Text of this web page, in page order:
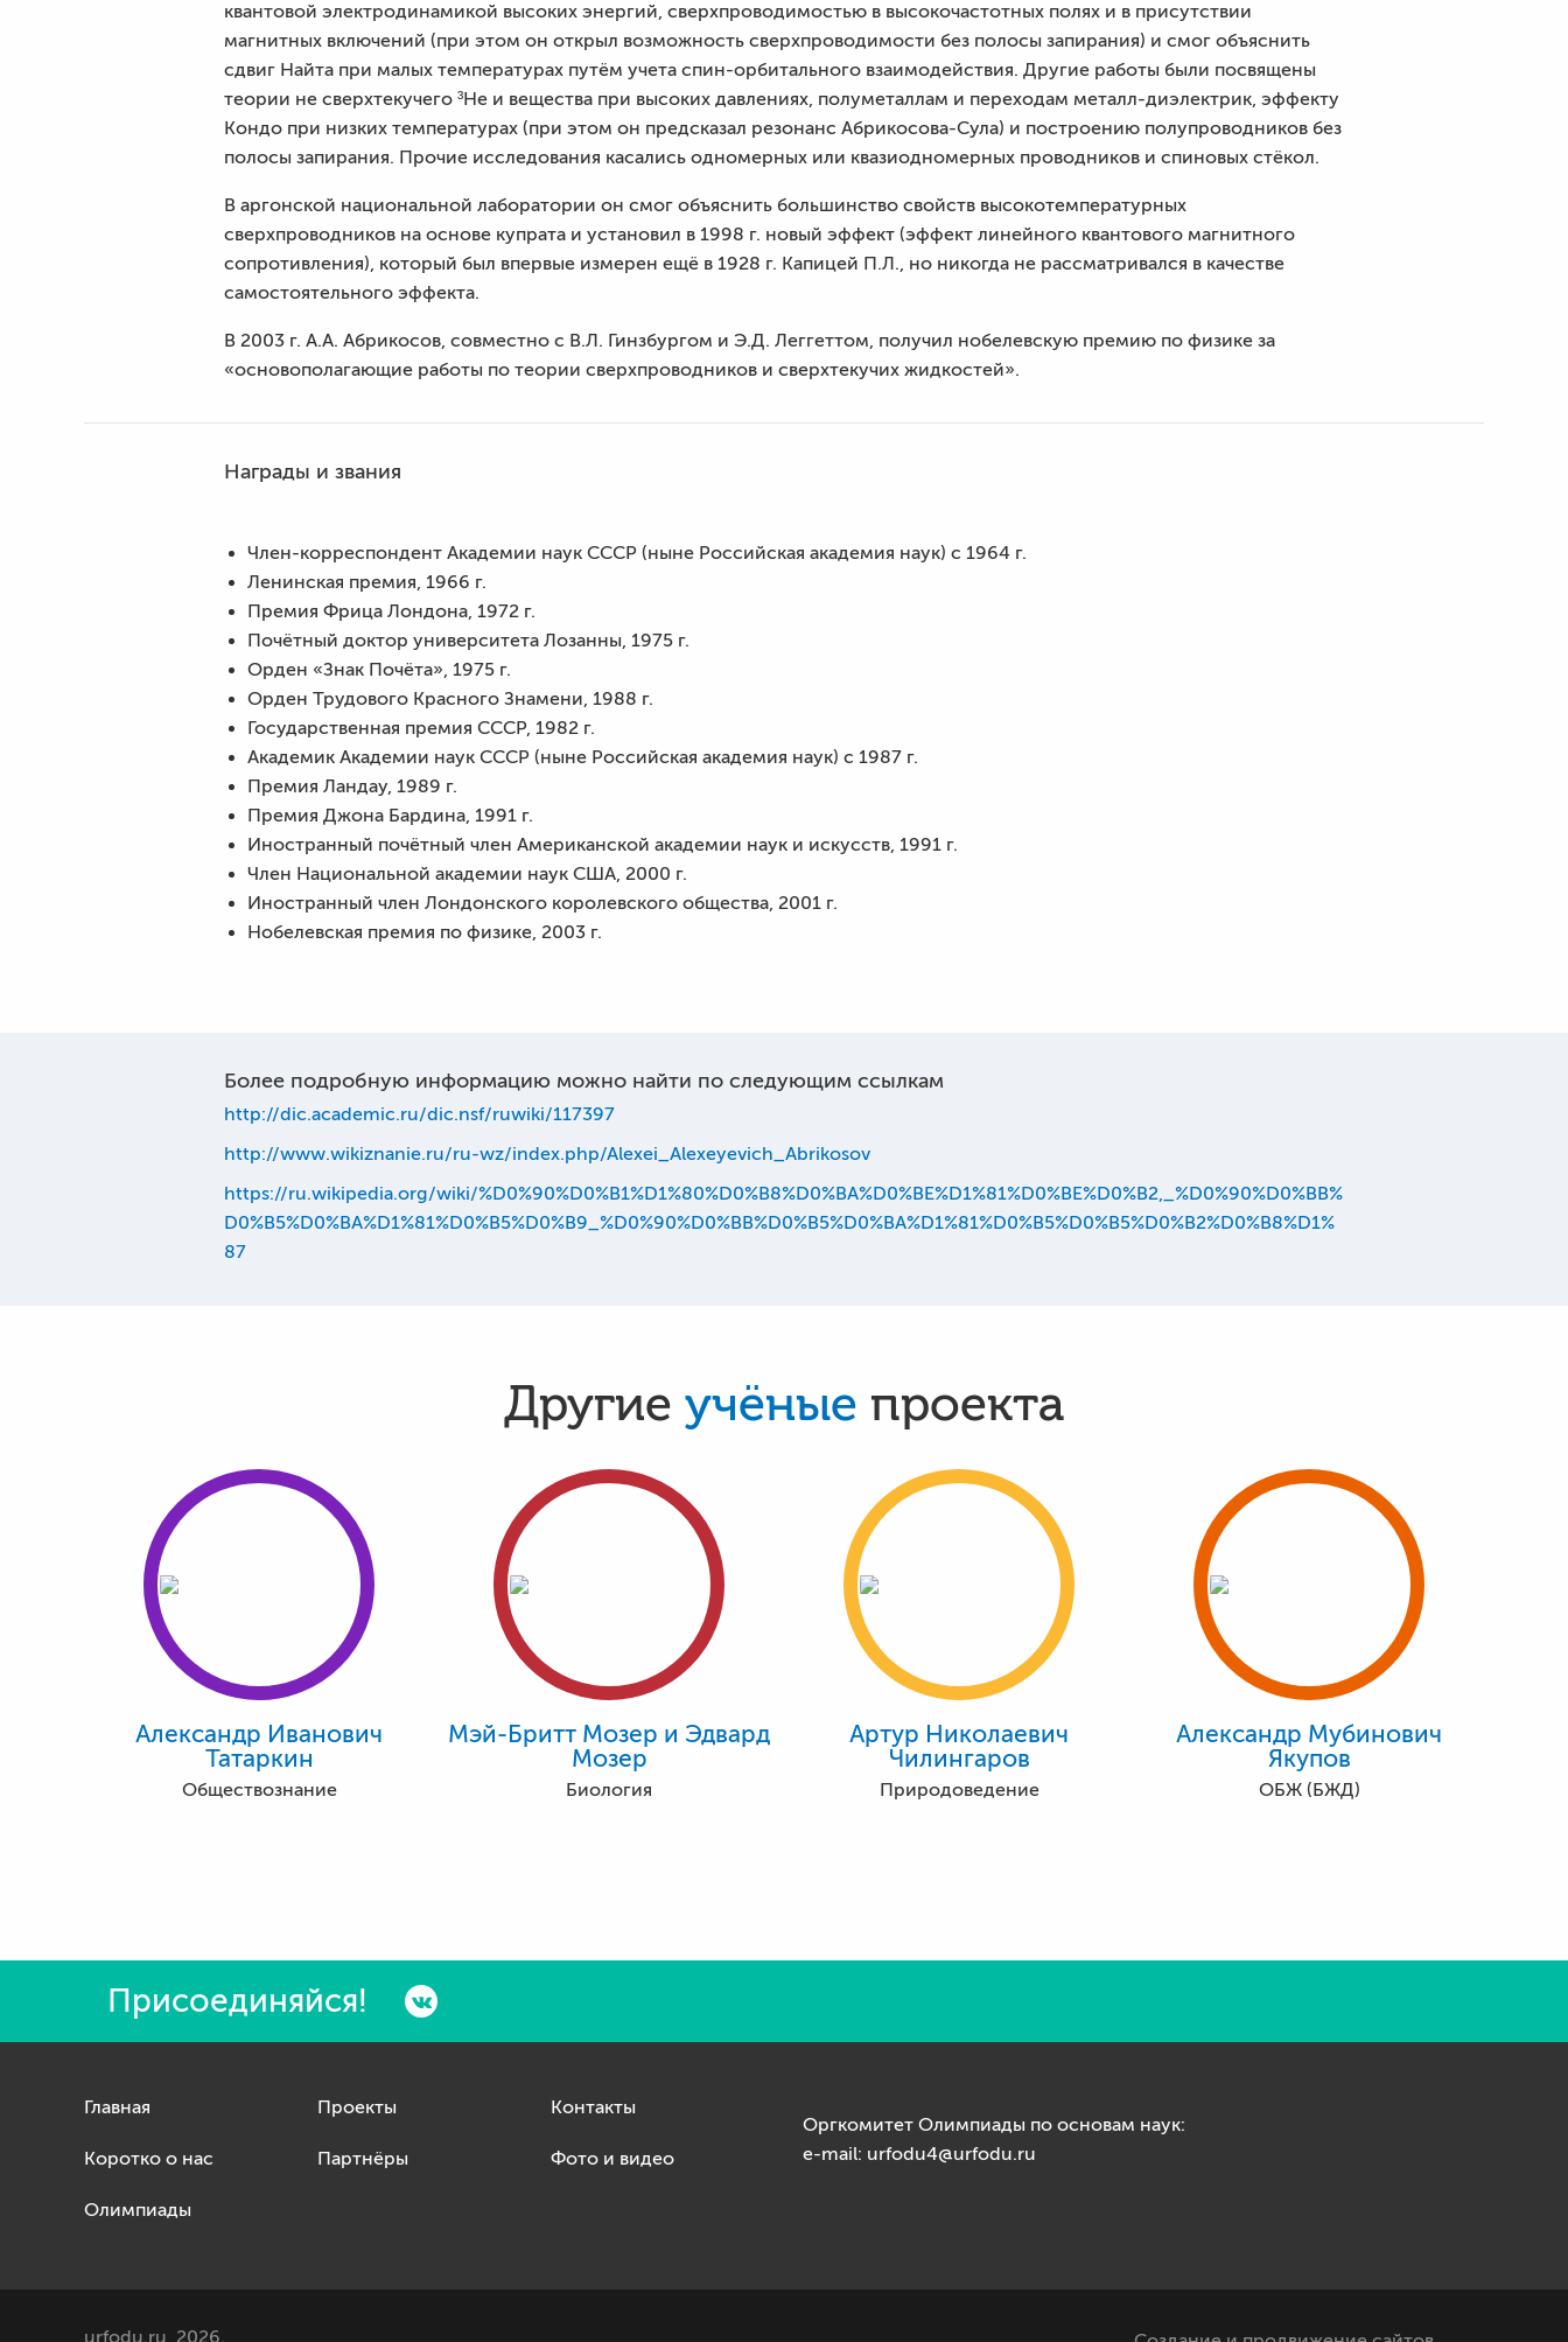
квантовой электродинамикой высоких энергий, сверхпроводимостью в высокочастотных полях и в присутствии
магнитных включений (при этом он открыл возможность сверхпроводимости без полосы запирания) и смог объяснить
сдвиг Найта при малых температурах путём учета спин-орбитального взаимодействия. Другие работы были посвящены
теории не сверхтекучего ³He и вещества при высоких давлениях, полуметаллам и переходам металл-диэлектрик, эффекту
Кондо при низких температурах (при этом он предсказал резонанс Абрикосова-Сула) и построению полупроводников без
полосы запирания. Прочие исследования касались одномерных или квазиодномерных проводников и спиновых стёкол.
В аргонской национальной лаборатории он смог объяснить большинство свойств высокотемпературных
сверхпроводников на основе купрата и установил в 1998 г. новый эффект (эффект линейного квантового магнитного
сопротивления), который был впервые измерен ещё в 1928 г. Капицей П.Л., но никогда не рассматривался в качестве
самостоятельного эффекта.
В 2003 г. А.А. Абрикосов, совместно с В.Л. Гинзбургом и Э.Д. Леггеттом, получил нобелевскую премию по физике за
«основополагающие работы по теории сверхпроводников и сверхтекучих жидкостей».
Награды и звания
Член-корреспондент Академии наук СССР (ныне Российская академия наук) с 1964 г.
Ленинская премия, 1966 г.
Премия Фрица Лондона, 1972 г.
Почётный доктор университета Лозанны, 1975 г.
Орден «Знак Почёта», 1975 г.
Орден Трудового Красного Знамени, 1988 г.
Государственная премия СССР, 1982 г.
Академик Академии наук СССР (ныне Российская академия наук) с 1987 г.
Премия Ландау, 1989 г.
Премия Джона Бардина, 1991 г.
Иностранный почётный член Американской академии наук и искусств, 1991 г.
Член Национальной академии наук США, 2000 г.
Иностранный член Лондонского королевского общества, 2001 г.
Нобелевская премия по физике, 2003 г.
Более подробную информацию можно найти по следующим ссылкам
http://dic.academic.ru/dic.nsf/ruwiki/117397
http://www.wikiznanie.ru/ru-wz/index.php/Alexei_Alexeyevich_Abrikosov
https://ru.wikipedia.org/wiki/%D0%90%D0%B1%D1%80%D0%B8%D0%BA%D0%BE%D1%81%D0%BE%D0%B2,_%D0%90%D0%BB%
D0%B5%D0%BA%D1%81%D0%B5%D0%B9_%D0%90%D0%BB%D0%B5%D0%BA%D1%81%D0%B5%D0%B5%D0%B2%D0%B8%D1%
87
Другие учёные проекта
Александр Иванович
Татаркин
Обществознание
Мэй-Бритт Мозер и Эдвард
Мозер
Биология
Артур Николаевич
Чилингаров
Природоведение
Александр Мубинович
Якупов
ОБЖ (БЖД)
Присоединяйся!
Главная
Коротко о нас
Олимпиады
Проекты
Партнёры
Контакты
Фото и видео
Оргкомитет Олимпиады по основам наук:
e-mail: urfodu4@urfodu.ru
urfodu.ru, 2026.